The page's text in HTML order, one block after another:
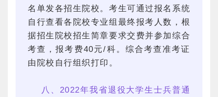
名单发各招生院校。考生可通过报名系统
自行查看各院校专业组最终报考人数，根
据招生院校招生简章要求交费并参加综合
考查，报考费40元/科。综合考查准考证
由院校自行组织打印。
八、2022年我省退役大学生士兵普通